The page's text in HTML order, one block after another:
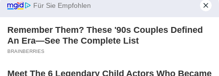
Aktien ATX DAX EuroStoxx 50 Dow Jones NASDAQ 100
Nikkei 225
S&P 500
Azia American Business American Consumers American Gold
Für Sie Empfohlen
Remember Them? These '90s Couples Defined
An Era—See The Complete List
BRAINBERRIES
Meet The 6 Legendary Child Actors Who Became